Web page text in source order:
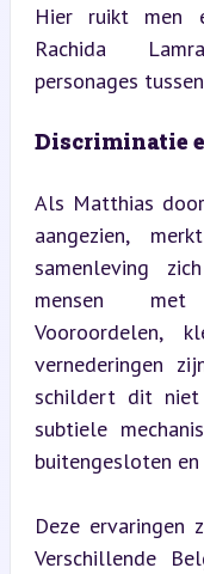
Hier ruikt men
Rachida
personages
Discriminatie
Als Matthias
aangezien,
samenleving
mensen met
Vooroordelen,
vernederingen
schildert dit
subtiele
buitengesloten
Deze ervaringen
Verschillende